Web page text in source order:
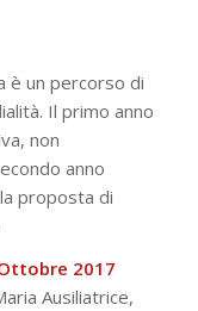
è un percorso di
Il primo anno
non
anno
proposta di
2017
Ausiliatrice,